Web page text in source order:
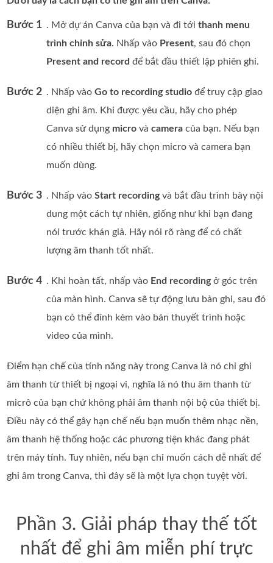
Bước 1 . Mở dự án Canva của bạn và đi tớithanh menu
trình chỉnh sửa. Nhấp vào Present, sau đó chọn
Present and record để bắt đầu thiết lập phiên ghi.
Bước 2 . Nhấp vàoGo to recording studio để truy cập giao
diện ghi âm. Khi được yêu cầu, hãy cho phép
Canva sử dụng micro vàcamera của bạn. Nếu bạn
có nhiều thiết bị, hãy chọn micro và camera bạn
muốn dùng.
Bước 3 . Nhấp vàoStart recordingvà bắt đầu trình bày nội
dung một cách tự nhiên, giống như khi bạn đang
nói trước khán giả. Hãy nói rõ ràng để có chất
lượng âm thanh tốt nhất.
Bước 4 . Khi hoàn tất, nhấp vào End recordingở góc trên
của màn hình. Canva sẽ tự động lưu bản ghi, sau đó
bạn có thể đính kèm vào bản thuyết trình hoặc
video của mình.
Điểm hạn chế của tính năng này trong Canva là nó chỉ ghi
âm thanh từ thiết bị ngoại vi, nghĩa là nó thu âm thanh từ
micrô của bạn chứ không phải âm thanh nội bộ của thiết bị.
Điều này có thể gây hạn chế nếu bạn muốn thêm nhạc nền,
âm thanh hệ thống hoặc các phương tiện khác đang phát
trên máy tính. Tuy nhiên, nếu bạn chỉ muốn cách dễ nhất để
ghi âm trong Canva, thì đây sẽ là một lựa chọn tuyệt vời.
Phần 3. Giải pháp thay thế tốt
nhất để ghi âm miễn phí trực